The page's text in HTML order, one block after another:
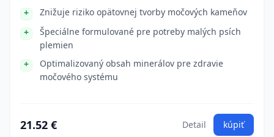
Znižuje riziko opätovnej tvorby močových kameňov
Špeciálne formulované pre potreby malých psích
plemien
Optimalizovaný obsah minerálov pre zdravie
močového systému
21.52 € Detail kúpiť